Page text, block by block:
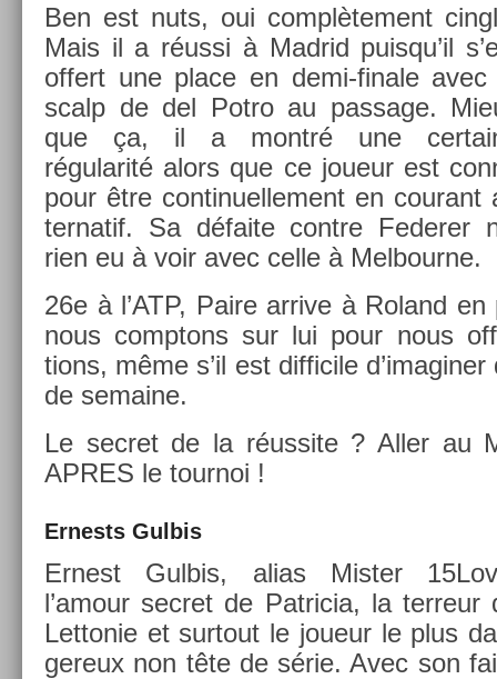
Ben est nuts, oui com­plète­ment
Mais il a réussi à Mad­rid puis­qu’il
of­fert une place en demi-finale avec
scalp de del Potro au pas­sage.
que ça, il a montré une
régularité alors que ce joueur est
pour être con­tinuel­le­ment en co­urant
ter­natif. Sa défaite con­tre Feder­er
rien eu à voir avec celle à Mel­bour­ne.
26e à l’ATP, Paire ar­rive à Roland
nous com­ptons sur lui pour nous
tions, même s’il est dif­ficile
de semaine.
Le sec­ret de la réus­site ? Aller au
APRES le tour­noi !
Er­nests Gul­bis
Er­nest Gul­bis, alias Mis­t­er
l’amour sec­ret de Pat­ricia, la ter­reur
Let­tonie et sur­tout le joueur le plus
gereux non tête de série. Avec son